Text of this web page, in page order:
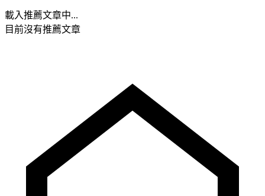
載入推薦文章中...
目前沒有推薦文章